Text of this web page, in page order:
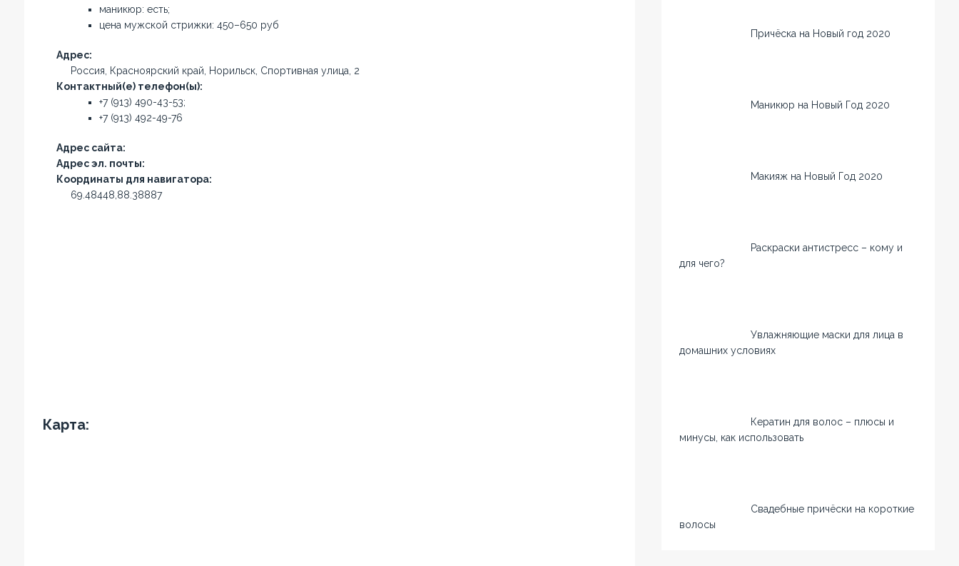
маникюр: есть;
цена мужской стрижки: 450–650 руб
Адрес:
Россия, Красноярский край, Норильск, Спортивная улица, 2
Контактный(е) телефон(ы):
+7 (913) 490-43-53;
+7 (913) 492-49-76
Адрес сайта:
Адрес эл. почты:
Координаты для навигатора:
69.48448,88.38887
Карта:
Причёска на Новый год 2020
Маникюр на Новый Год 2020
Макияж на Новый Год 2020
Раскраски антистресс – кому и
для чего?
Увлажняющие маски для лица в
домашних условиях
Кератин для волос – плюсы и
минусы, как использовать
Свадебные причёски на короткие
волосы